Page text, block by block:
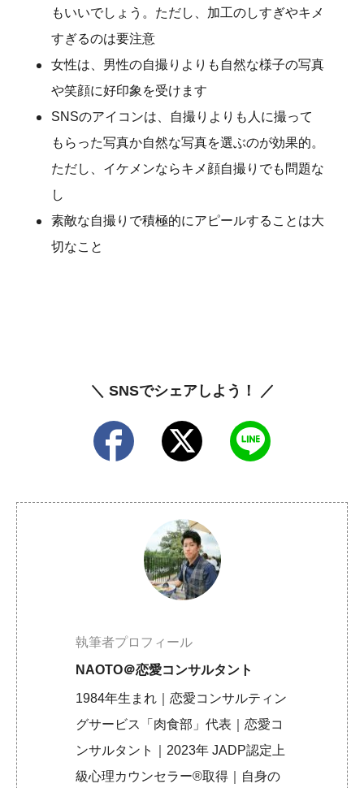
もいいでしょう。ただし、加工のしすぎやキメ
すぎるのは要注意
女性は、男性の自撮りよりも自然な様子の写真
や笑顔に好印象を受けます
SNSのアイコンは、自撮りよりも人に撮って
もらった写真か自然な写真を選ぶのが効果的。
ただし、イケメンならキメ顔自撮りでも問題な
し
素敵な自撮りで積極的にアピールすることは大
切なこと
＼ SNSでシェアしよう！ ／
執筆者プロフィール
NAOTO＠恋愛コンサルタント
1984年生まれ｜恋愛コンサルティン
グサービス「肉食部」代表｜恋愛コ
ンサルタント｜2023年 JADP認定上
級心理カウンセラー®取得｜自身の